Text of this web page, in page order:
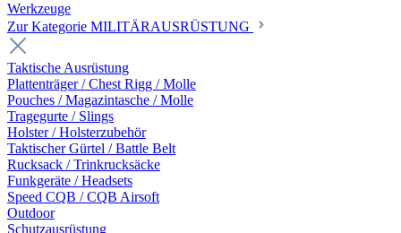
Werkzeuge
Zur Kategorie MILITÄRAUSRÜSTUNG
Taktische Ausrüstung
Plattenträger / Chest Rigg / Molle
Pouches / Magazintasche / Molle
Tragegurte / Slings
Holster / Holsterzubehör
Taktischer Gürtel / Battle Belt
Rucksack / Trinkrucksäcke
Funkgeräte / Headsets
Speed CQB / CQB Airsoft
Outdoor
Schutzausrüstung